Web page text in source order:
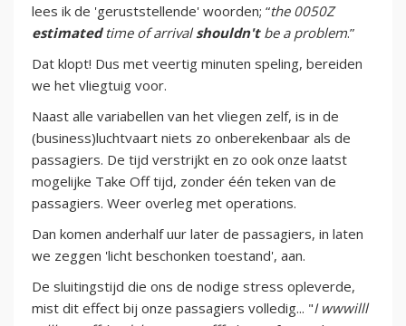
lees ik de 'geruststellende' woorden; “the 0050Z
estimatedtime of arrivalshouldn'tbe a problem.”
Dat klopt! Dus met veertig minuten speling, bereiden
we het vliegtuig voor.
Naast alle variabellen van het vliegen zelf, is in de
(business)luchtvaart niets zo onberekenbaar als de
passagiers. De tijd verstrijkt en zo ook onze laatst
mogelijke Take Off tijd, zonder één teken van de
passagiers. Weer overleg met operations.
Dan komen anderhalf uur later de passagiers, in laten
we zeggen 'licht beschonken toestand', aan.
De sluitingstijd die ons de nodige stress opleverde,
mist dit effect bij onze passagiers volledig... "I wwwilll